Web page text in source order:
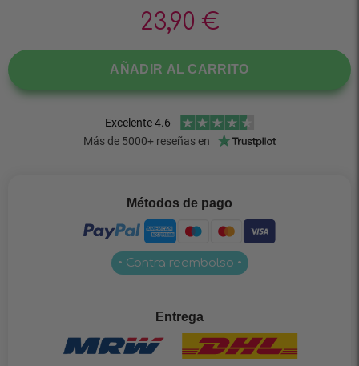
23,90 €
AÑADIR AL CARRITO
Métodos de pago
• Contra reembolso •
Entrega